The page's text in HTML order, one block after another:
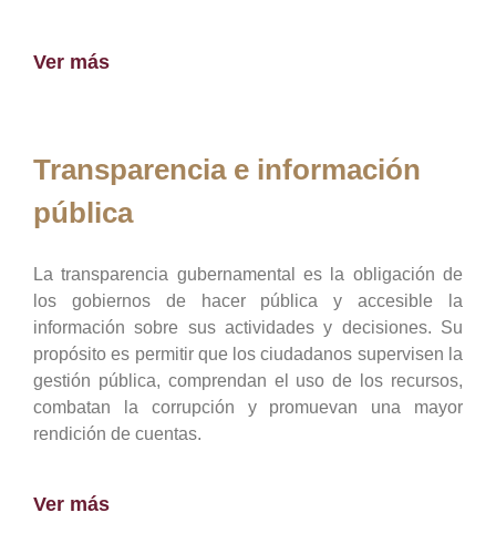
Ver más
Transparencia e información
pública
La transparencia gubernamental es la obligación de
los gobiernos de hacer pública y accesible la
información sobre sus actividades y decisiones. Su
propósito es permitir que los ciudadanos supervisen la
gestión pública, comprendan el uso de los recursos,
combatan la corrupción y promuevan una mayor
rendición de cuentas.
Ver más